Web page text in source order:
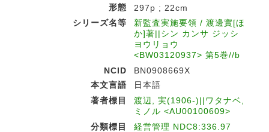
形態
297p ; 22cm
シリーズ名等
新監査実施要領 / 渡邊實[ほ
か]著||シン カンサ ジッシ
ヨウリョウ
<BW03120937> 第5巻//b
NCID
BN0908669X
本文言語
日本語
著者標目
渡辺, 実(1906-)||ワタナベ,
ミノル <AU00100609>
分類標目
経営管理 NDC8:336.97